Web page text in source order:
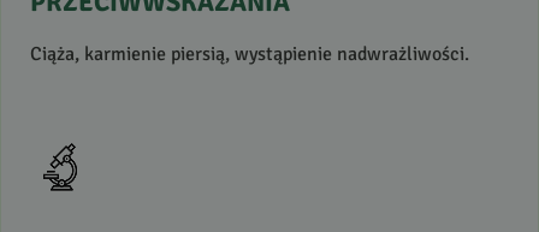
Ciąża, karmienie piersią, wystąpienie nadwrażliwości.